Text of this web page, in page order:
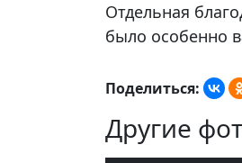
Отдельная
было особенно
Поделиться:
Другие